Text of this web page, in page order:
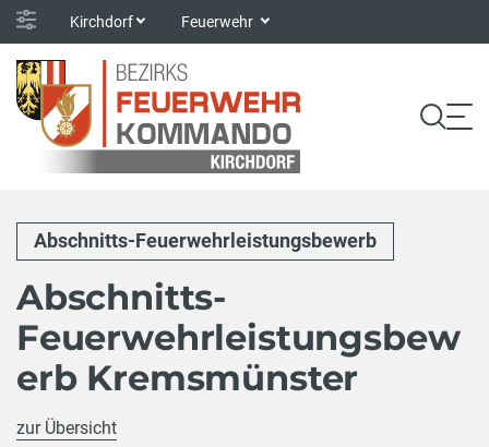
Kirchdorf Feuerwehr
Abschnitts-Feuerwehrleistungsbewerb
Abschnitts-
Feuerwehrleistungsbew
erb Kremsmünster
zur Übersicht